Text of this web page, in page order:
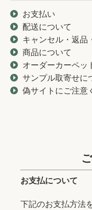
お支払い
配送について
キャンセル・返品
商品について
オーダーカーペッ
サンプル取寄せに
偽サイトにご注意
お支払について
下記のお支払方法